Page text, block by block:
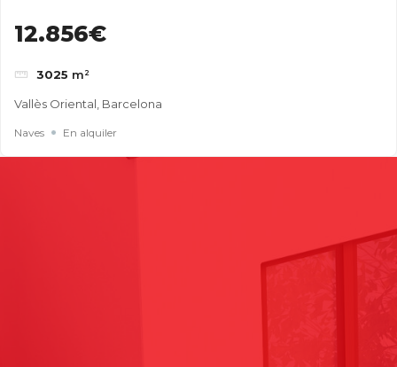
12.856€
3025 m²
Vallès Oriental, Barcelona
Naves En alquiler